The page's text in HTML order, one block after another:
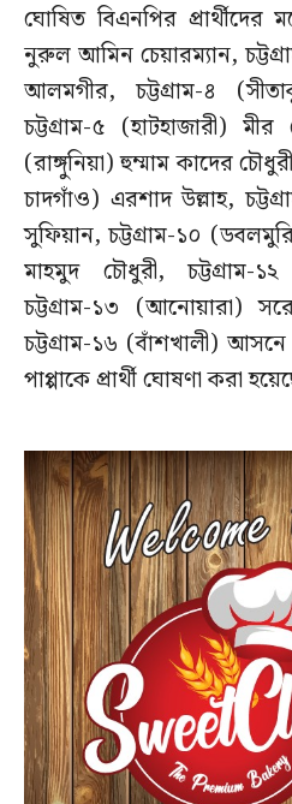
ঘোষিত বিএনপির প্রার্থীদের
নুরুল আমিন চেয়ারম্যান,
আলমগীর, চট্টগ্রাম-৪
চট্টগ্রাম-৫ (হাটহাজারী)
(রাঙ্গুনিয়া) হুম্মাম কাদের
চাদগাঁও) এরশাদ উল্লাহ,
সুফিয়ান, চট্টগ্রাম-১০
মাহমুদ চৌধুরী,
চট্টগ্রাম-১৩ (আনোয়ারা)
চট্টগ্রাম-১৬ (বাঁশখালী)
পাপ্পাকে প্রার্থী ঘোষণা করা